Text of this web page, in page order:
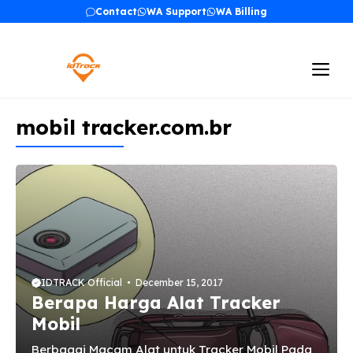
Contact WA Support WA Billing
mobil tracker.com.br
IDTRACK Official December 15, 2017
Berapa Harga Alat Tracker
Mobil
Berbagai Macam Alat untuk Tracker Mobil Pada